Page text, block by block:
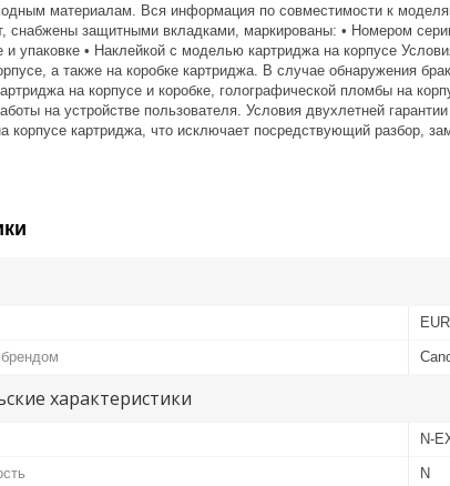
материалам. Вся информация по совместимости к
снабжены защитными вкладками, маркированы: • Номером
и упаковке • Наклейкой с моделью картриджа на корпусе
а также на коробке картриджа. В случае обнаружения
на корпусе и коробке, голографической пломбы на
на устройстве пользователя. Условия двухлетней
корпусе картриджа, что исключает посредствующий разбор,
характеристики
N-
N